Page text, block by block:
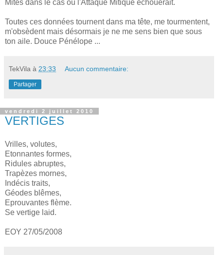
Mites dans le cas ou l'Attaque Mitique échouerait.
Toutes ces données tournent dans ma tête, me tourmentent,
m'obsèdent mais désormais je ne me sens bien que sous
ton aile. Douce Pénélope ...
TekVila à 23:33 Aucun commentaire:
Partager
vendredi 2 juillet 2010
VERTIGES
Vrilles, volutes,
Etonnantes formes,
Ridules abruptes,
Trapèzes mornes,
Indécis traits,
Géodes blêmes,
Eprouvantes flème.
Se vertige laid.
EOY 27/05/2008